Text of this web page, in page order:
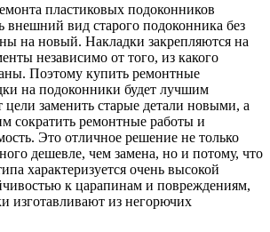
пластиковых подоконников
внешний вид старого подоконника без
на новый. Накладки закрепляются на
независимо от того, из какого
Поэтому купить ремонтные
на подоконники будет лучшим
цели заменить старые детали новыми, а
сократить ремонтные работы и
Это отличное решение не только
дешевле, чем замена, но и потому, что
характеризуется очень высокой
к царапинам и повреждениям,
изготавливают из негорючих